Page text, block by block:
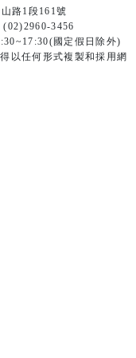
路1段161號
3456
國定假日除外)
以任何形式複製和採用網